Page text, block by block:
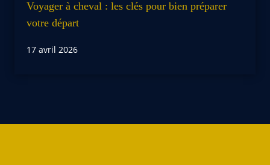
Voyager à cheval : les clés pour bien préparer
votre départ
17 avril 2026